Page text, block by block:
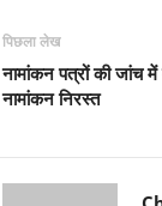
पिछला लेख
नामांकन पत्रों की जांच
नामांकन निरस्त